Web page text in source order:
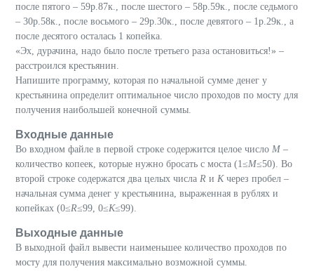
после пятого – 59р.87к., после шестого – 58р.59к., после седьмого
– 30р.58к., после восьмого – 29р.30к., после девятого – 1р.29к., а
после десятого осталась 1 копейка.
«Эх, дурачина, надо было после третьего раза остановиться!» –
расстроился крестьянин.
Напишите программу, которая по начальной сумме денег у
крестьянина определит оптимальное число проходов по мосту для
получения наибольшей конечной суммы.
Входные данные
Во входном файле в первой строке содержится целое число M –
количество копеек, которые нужно бросать с моста (1≤M≤50). Во
второй строке содержатся два целых числа R и Kчерез пробел –
начальная сумма денег у крестьянина, выраженная в рублях и
копейках (0≤R≤99, 0≤K≤99).
Выходные данные
В выходной файл вывести наименьшее количество проходов по
мосту для получения максимально возможной суммы.